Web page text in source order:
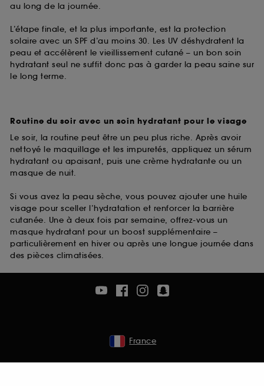
au long de la journée.
L’étape finale, et la plus importante, est la protection
solaire avec un SPF d’au moins 30. Les UV déshydratent la
peau et accélèrent le vieillissement cutané – un bon soin
hydratant seul ne suffit donc pas à garder la peau saine sur
le long terme.
Routine du soir avec un soin hydratant pour le visage
Le soir, la routine peut être un peu plus riche. Après avoir
nettoyé le maquillage et les impuretés, appliquez un sérum
hydratant ou apaisant, puis une crème hydratante ou un
masque de nuit.
Si vous avez la peau sèche, vous pouvez ajouter une huile
visage pour sceller l’hydratation et renforcer la barrière
cutanée. Une à deux fois par semaine, offrez-vous un
masque hydratant pour un boost supplémentaire –
particulièrement en hiver ou après une longue journée dans
des pièces climatisées.
France